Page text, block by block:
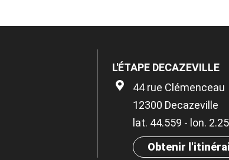
L'ÉTAPE DECAZEVILLE
44 rue Clémenceau
12300 Decazeville
lat. 44.559 - lon.
Obtenir